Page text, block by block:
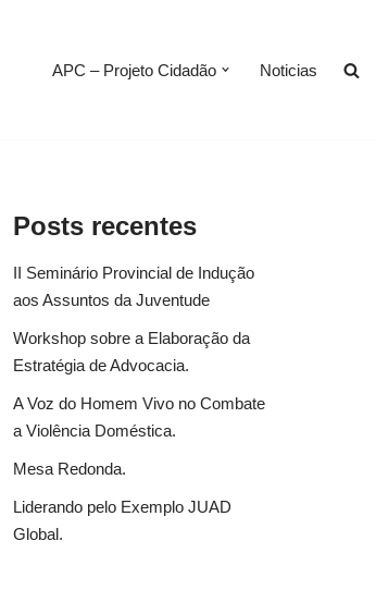
APC – Projeto Cidadão Noticias
Posts recentes
II Seminário Provincial de Indução
aos Assuntos da Juventude
Workshop sobre a Elaboração da
Estratégia de Advocacia.
A Voz do Homem Vivo no Combate
a Violência Doméstica.
Mesa Redonda.
Liderando pelo Exemplo JUAD
Global.